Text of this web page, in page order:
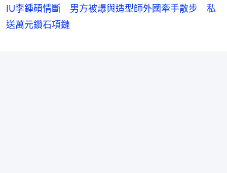
IU李鍾碩情斷 男方被爆與造型師外國牽手散步 私
送萬元鑽石項鏈